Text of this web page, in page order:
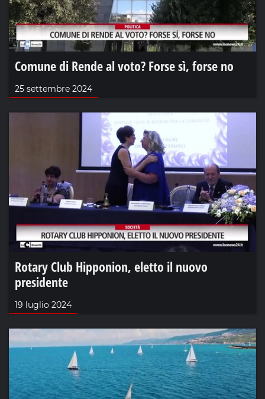
Comune di Rende al voto? Forse sì, forse no
25 settembre 2024
Rotary Club Hipponion, eletto il nuovo
presidente
19 luglio 2024